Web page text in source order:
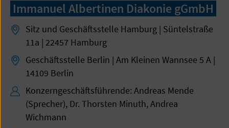
Immanuel Albertinen Diakonie gGmbH
Sitz und Geschäftsstelle Hamburg | Süntelstraße
11a | 22457 Hamburg
Geschäftsstelle Berlin | Am Kleinen Wannsee 5 A |
14109 Berlin
Konzerngeschäftsführende: Andreas Mende
(Sprecher), Dr. Thorsten Minuth, Andrea
Wichmann